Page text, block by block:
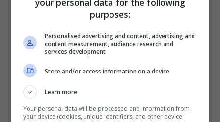
vengono organizzate decine e decine di
eventi durante tutto il corso dell’anno (il
paese è anche una rinomata località di
vacanze invernali): concerti, sagre, eventi
notturni, mercati settimanali ecc.
Insomma, iniziative di ogni tipo e questo
vale anche per tutte le località vicine.
purposes:
Personalised advertising and content, advertising and
content measurement, audience research and
services development
Store and/or access information on a device
Learn more
Your personal data will be processed and information from
your device (cookies, unique identifiers, and other device